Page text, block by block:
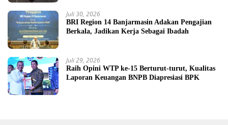
Juli 30, 2026
BRI Region 14 Banjarmasin Adakan Pengajian
Berkala, Jadikan Kerja Sebagai Ibadah
Juli 29, 2026
Raih Opini WTP ke-15 Berturut-turut, Kualitas
Laporan Keuangan BNPB Diapresiasi BPK